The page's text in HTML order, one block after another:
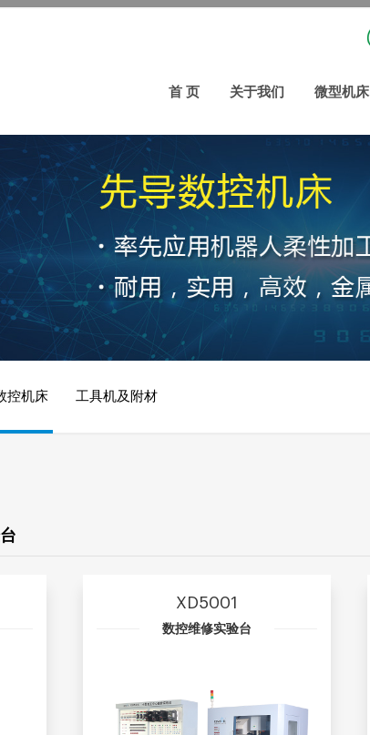
首 页 关于我们 微型机床
控机床 工具机及附材
XD5001
数控维修实验台